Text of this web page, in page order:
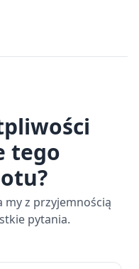
tego
my z przyjemnością
pytania.